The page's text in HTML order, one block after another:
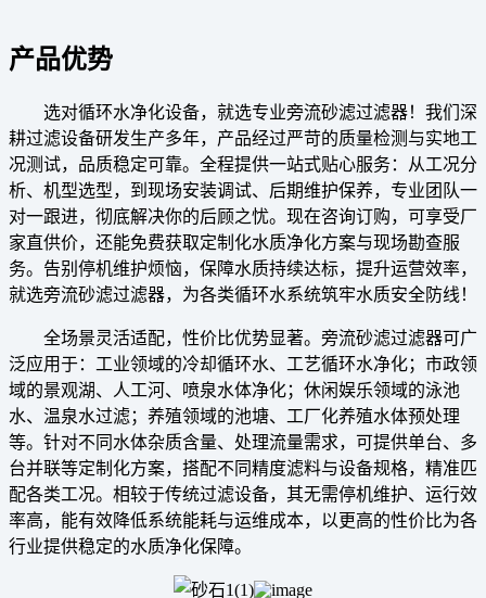
产品优势
选对循环水净化设备，就选专业旁流砂滤过滤器！我们深
耕过滤设备研发生产多年，产品经过严苛的质量检测与实地工
况测试，品质稳定可靠。全程提供一站式贴心服务：从工况分
析、机型选型，到现场安装调试、后期维护保养，专业团队一
对一跟进，彻底解决你的后顾之忧。现在咨询订购，可享受厂
家直供价，还能免费获取定制化水质净化方案与现场勘查服
务。告别停机维护烦恼，保障水质持续达标，提升运营效率，
就选旁流砂滤过滤器，为各类循环水系统筑牢水质安全防线！
全场景灵活适配，性价比优势显著。旁流砂滤过滤器可广
泛应用于：工业领域的冷却循环水、工艺循环水净化；市政领
域的景观湖、人工河、喷泉水体净化；休闲娱乐领域的泳池
水、温泉水过滤；养殖领域的池塘、工厂化养殖水体预处理
等。针对不同水体杂质含量、处理流量需求，可提供单台、多
台并联等定制化方案，搭配不同精度滤料与设备规格，精准匹
配各类工况。相较于传统过滤设备，其无需停机维护、运行效
率高，能有效降低系统能耗与运维成本，以更高的性价比为各
行业提供稳定的水质净化保障。